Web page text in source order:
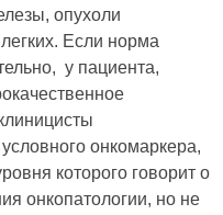
опухоли
Если норма
у пациента,
онкомаркера,
которого говорит о
онкопатологии, но не